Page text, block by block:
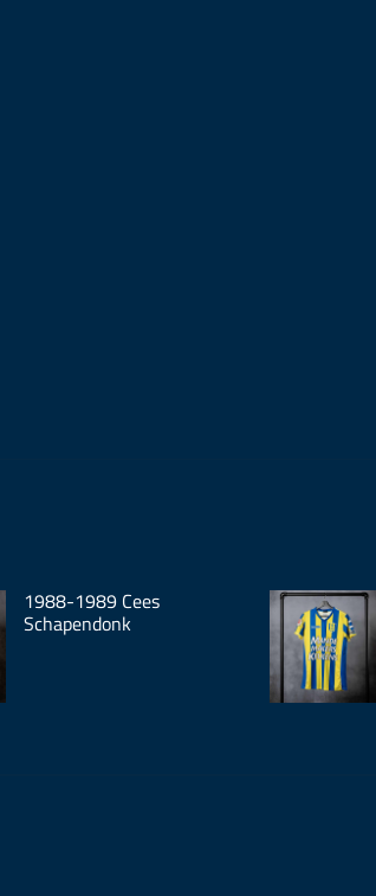
1988-1989 Cees
Schapendonk